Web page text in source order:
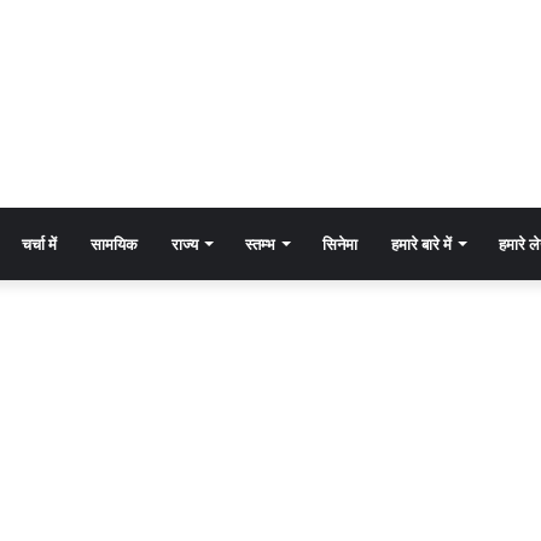
चर्चा में सामयिक राज्य स्तम्भ सिनेमा हमारे बारे में हमारे